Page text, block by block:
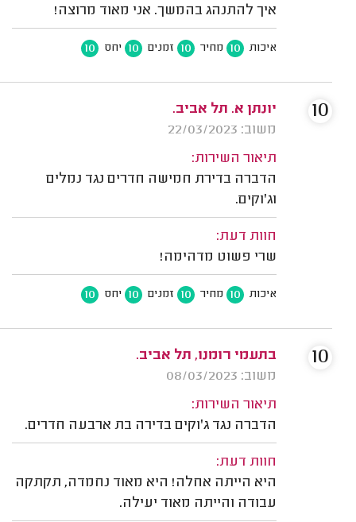
איך להתנהג בהמשך. אני מאוד מרוצה!
איכות 10 מחיר 10 זמנים 10 יחס 10
יונתן א. תל אביב.
משוב: 22/03/2023
תיאור השירות:
הדברה בדירת חמישה חדרים נגד נמלים
וג'וקים.
חוות דעת:
שרי פשוט מדהימה!
איכות 10 מחיר 10 זמנים 10 יחס 10
10
בתעמי רומנו, תל אביב.
משוב: 08/03/2023
תיאור השירות:
הדברה נגד ג'וקים בדירה בת ארבעה חדרים.
חוות דעת:
היא הייתה אחלה! היא מאוד נחמדה, תקתקה
עבודה והייתה מאוד יעילה.
10